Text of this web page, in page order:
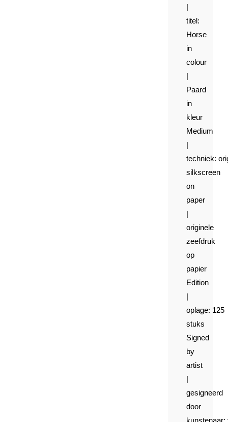
|
titel:
Horse
in
colour
|
Paard
in
kleur
Medium
|
techniek:
silkscreen
on
paper
|
originele
zeefdruk
op
papier
Edition
|
oplage: 125
stuks
Signed
by
artist
|
gesigneerd
door
kunstenaar: